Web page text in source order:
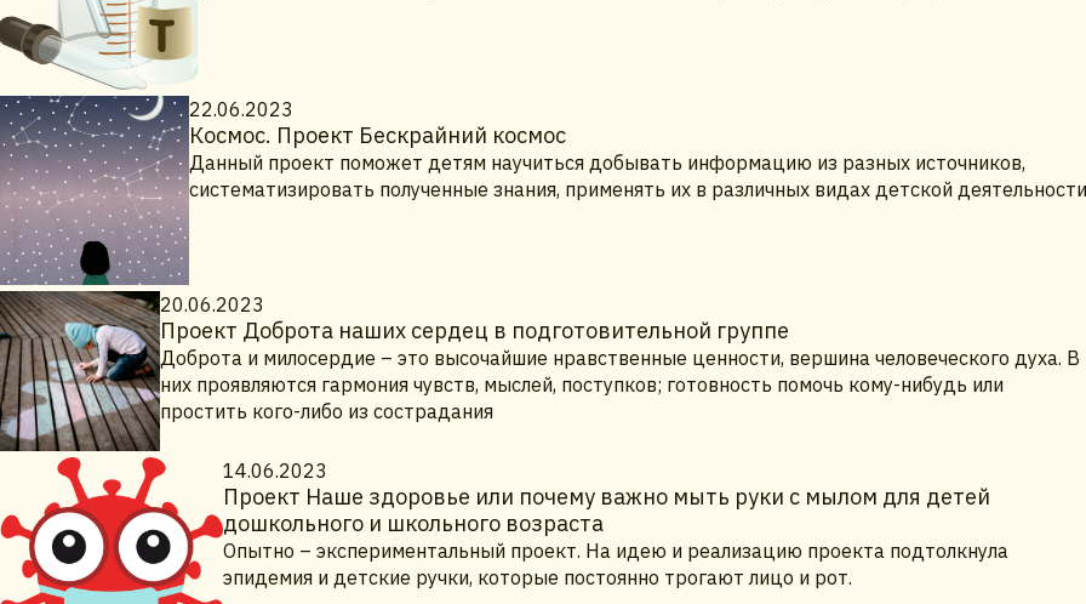
22.06.2023
Космос. Проект Бескрайний космос
Данный проект поможет детям научиться добывать информацию из разных источников,
систематизировать полученные знания, применять их в различных видах детской деятельности
20.06.2023
Проект Доброта наших сердец в подготовительной группе
Доброта и милосердие – это высочайшие нравственные ценности, вершина человеческого духа. В
них проявляются гармония чувств, мыслей, поступков; готовность помочь кому-нибудь или
простить кого-либо из сострадания
14.06.2023
Проект Наше здоровье или почему важно мыть руки с мылом для детей
дошкольного и школьного возраста
Опытно – экспериментальный проект. На идею и реализацию проекта подтолкнула
эпидемия и детские ручки, которые постоянно трогают лицо и рот.